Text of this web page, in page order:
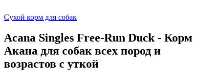
Сухой корм для собак
Acana Singles Free-Run Duck - Корм
Акана для собак всех пород и
возрастов с уткой